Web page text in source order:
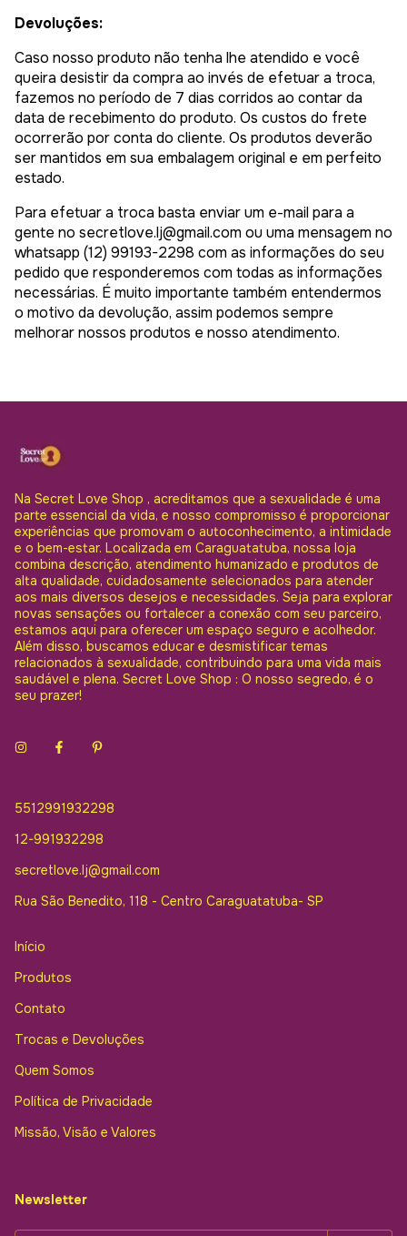
Devoluções:
Caso nosso produto não tenha lhe atendido e você
queira desistir da compra ao invés de efetuar a troca,
fazemos no período de 7 dias corridos ao contar da
data de recebimento do produto. Os custos do frete
ocorrerão por conta do cliente. Os produtos deverão
ser mantidos em sua embalagem original e em perfeito
estado.
Para efetuar a troca basta enviar um e-mail para a
gente no secretlove.lj@gmail.com ou uma mensagem no
whatsapp (12) 99193-2298 com as informações do seu
pedido que responderemos com todas as informações
necessárias. É muito importante também entendermos
o motivo da devolução, assim podemos sempre
melhorar nossos produtos e nosso atendimento.
Na Secret Love Shop , acreditamos que a sexualidade é uma
parte essencial da vida, e nosso compromisso é proporcionar
experiências que promovam o autoconhecimento, a intimidade
e o bem-estar. Localizada em Caraguatatuba, nossa loja
combina descrição, atendimento humanizado e produtos de
alta qualidade, cuidadosamente selecionados para atender
aos mais diversos desejos e necessidades. Seja para explorar
novas sensações ou fortalecer a conexão com seu parceiro,
estamos aqui para oferecer um espaço seguro e acolhedor.
Além disso, buscamos educar e desmistificar temas
relacionados à sexualidade, contribuindo para uma vida mais
saudável e plena. Secret Love Shop : O nosso segredo, é o
seu prazer!
5512991932298
12-991932298
secretlove.lj@gmail.com
Rua São Benedito, 118 - Centro Caraguatatuba- SP
Início
Produtos
Contato
Trocas e Devoluções
Quem Somos
Política de Privacidade
Missão, Visão e Valores
Newsletter